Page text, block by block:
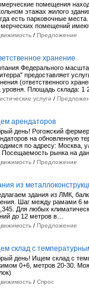
помещения
этажах жилого
есть парковочные
помещений
/ Предложение
хранение
Федерального
предоставляет
(ответственного
уровня. Площадь склада: 1
услуги /
арендаторов
день! Рогожский
на обновленную
по адресу: Москва,
Посещаемость рынка на
/ Предложение
из
здания из ЛМК,
Шаг между рамами 6
Для любых
до 12 метров в…
/ Предложение
склад с
день! Ищем склад с
0+6, метров 20-30.
/ Спрос